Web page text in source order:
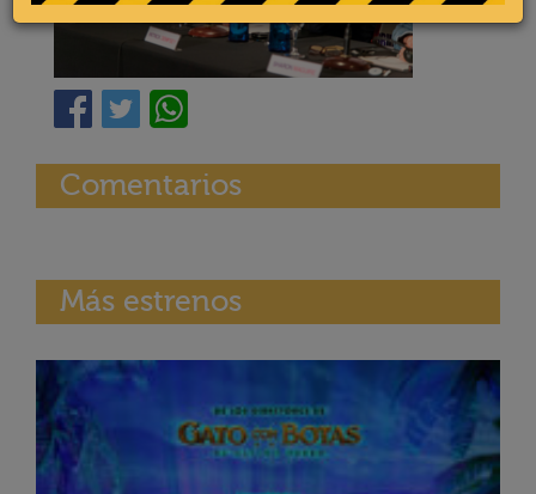
Comentarios
Más estrenos